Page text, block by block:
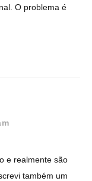
O problema é
e realmente são
também um